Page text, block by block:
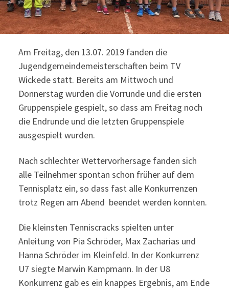
Am Freitag, den 13.07. 2019 fanden die
Jugendgemeindemeisterschaften beim TV
Wickede statt. Bereits am Mittwoch und
Donnerstag wurden die Vorrunde und die ersten
Gruppenspiele gespielt, so dass am Freitag noch
die Endrunde und die letzten Gruppenspiele
ausgespielt wurden.
Nach schlechter Wettervorhersage fanden sich
alle Teilnehmer spontan schon früher auf dem
Tennisplatz ein, so dass fast alle Konkurrenzen
trotz Regen am Abend beendet werden konnten.
Die kleinsten Tenniscracks spielten unter
Anleitung von Pia Schröder, Max Zacharias und
Hanna Schröder im Kleinfeld. In der Konkurrenz
U7 siegte Marwin Kampmann. In der U8
Konkurrenz gab es ein knappes Ergebnis, am Ende